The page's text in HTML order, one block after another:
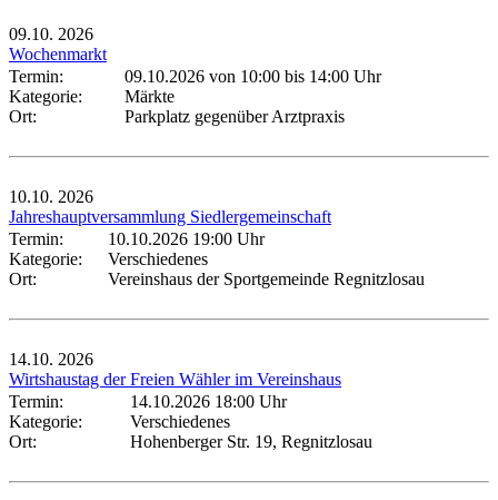
09.10. 2026
Wochenmarkt
Termin:
09.10.2026 von 10:00 bis 14:00 Uhr
Kategorie:
Märkte
Ort:
Parkplatz gegenüber Arztpraxis
10.10. 2026
Jahreshauptversammlung Siedlergemeinschaft
Termin:
10.10.2026 19:00 Uhr
Kategorie:
Verschiedenes
Ort:
Vereinshaus der Sportgemeinde Regnitzlosau
14.10. 2026
Wirtshaustag der Freien Wähler im Vereinshaus
Termin:
14.10.2026 18:00 Uhr
Kategorie:
Verschiedenes
Ort:
Hohenberger Str. 19, Regnitzlosau